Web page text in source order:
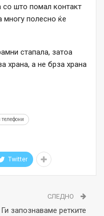
со што помал контакт
многу полесно ќе
стапала, затоа
храна, а не брза храна
Twitter
СЛЕДНО
Ги запознаваме ретките